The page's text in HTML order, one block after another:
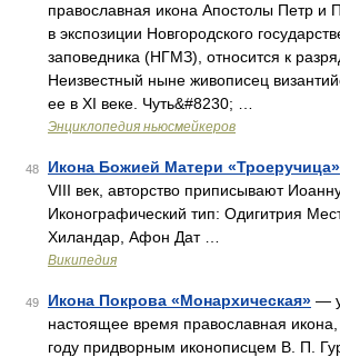
православная икона Апостолы Петр и
в экспозиции Новгородского
заповедника (НГМЗ), относится к
Неизвестный ныне живописец
ее в XI веке. Чуть&#8230; …
Энциклопедия ньюсмейкеров
48 Икона Божией Матери «Троеручица»
VIII век, авторство приписывают
Иконографический тип: Одигитрия
Хиландар, Афон Дат …
Википедия
49 Икона Покрова «Монархическая» —
настоящее время православная
году придворным иконописцем В. П.